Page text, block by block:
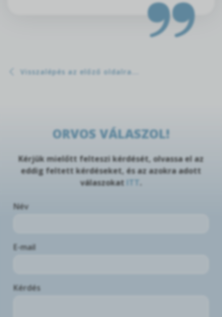
Visszalépés az előző oldalra...
ORVOS VÁLASZOL!
Kérjük mielőtt felteszi kérdését, olvassa el az
eddig feltett kérdéseket, és az azokra adott
válaszokat
Név
E-mail
Kérdés